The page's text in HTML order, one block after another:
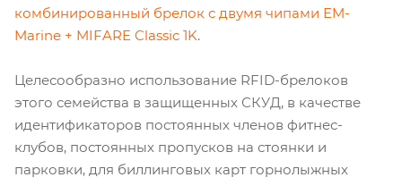
комбинированный брелок с двумя чипами EM-
Marine + MIFARE Classic 1K.
Целесообразно использование RFID-брелоков
этого семейства в защищенных СКУД, в качестве
идентификаторов постоянных членов фитнес-
клубов, постоянных пропусков на стоянки и
парковки, для биллинговых карт горнолыжных